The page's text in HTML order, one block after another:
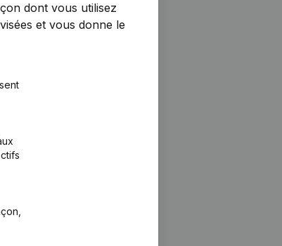
dont vous utilisez
et vous donne le